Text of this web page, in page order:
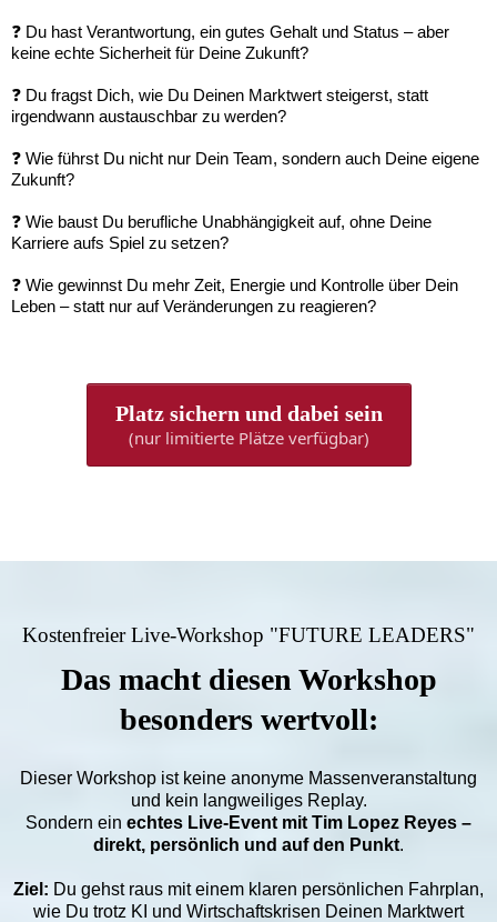
❓ Du hast Verantwortung, ein gutes Gehalt und Status – aber
keine echte Sicherheit für Deine Zukunft?
❓ Du fragst Dich, wie Du Deinen Marktwert steigerst, statt
irgendwann austauschbar zu werden?
❓ Wie führst Du nicht nur Dein Team, sondern auch Deine eigene
Zukunft?
❓ Wie baust Du berufliche Unabhängigkeit auf, ohne Deine
Karriere aufs Spiel zu setzen?
❓ Wie gewinnst Du mehr Zeit, Energie und Kontrolle über Dein
Leben – statt nur auf Veränderungen zu reagieren?
Platz sichern und dabei sein
(nur limitierte Plätze verfügbar)
Kostenfreier Live-Workshop "FUTURE LEADERS"
Das macht diesen Workshop
besonders wertvoll:
Dieser Workshop ist keine anonyme Massenveranstaltung
und kein langweiliges Replay.
Sondern ein echtes Live-Event mit Tim Lopez Reyes –
direkt, persönlich und auf den Punkt.
Ziel: Du gehst raus mit einem klaren persönlichen Fahrplan,
wie Du trotz KI und Wirtschaftskrisen Deinen Marktwert